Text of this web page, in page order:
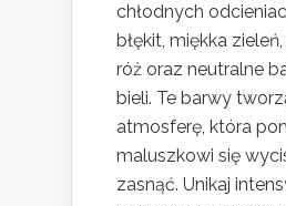
chłodnych
błękit, miękka
róż oraz neutralne
bieli. Te barwy
atmosferę, która
maluszkowi się
zasnąć. Unikaj